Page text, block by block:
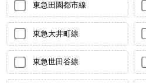
東急田園都市線
東急大井町線
東急世田谷線